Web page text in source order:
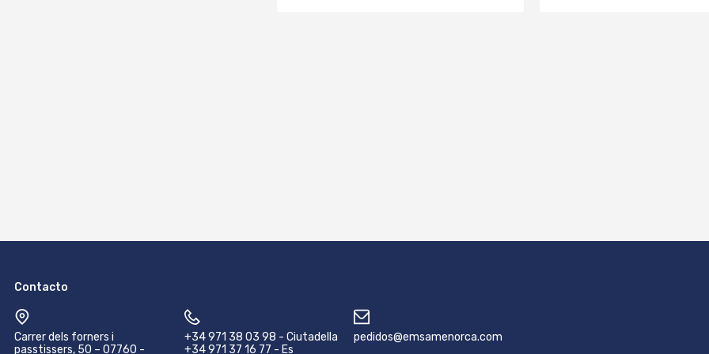
Contacto
Carrer dels forners i
passtissers, 50 – 07760 -
+34 971 38 03 98 - Ciutadella
+34 971 37 16 77 - Es
pedidos@emsamenorca.com